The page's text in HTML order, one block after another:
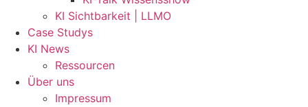
KI Sichtbarkeit | LLMO
Case Studys
KI News
Ressourcen
Über uns
Impressum